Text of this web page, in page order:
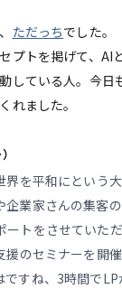
ただっちでした。
プトを掲げて、AI
している人。今日
れました。
界を平和にという
企業家さんの集客
ートをさせていた
援のセミナーを開
ですね、3時間で